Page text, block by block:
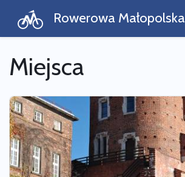
Rowerowa Małopolska
Miejsca